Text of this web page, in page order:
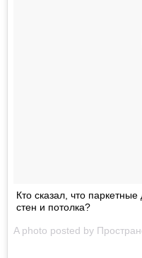
Кто сказал, что
стен и потолка?